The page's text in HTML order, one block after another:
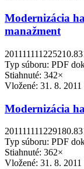
Modernizácia
manažment
Typ súboru: PDF
Stiahnuté: 342×
Vložené: 31. 8. 2011
Modernizácia
Typ súboru: PDF
Stiahnuté: 362×
Vložené: 31. 8. 2011